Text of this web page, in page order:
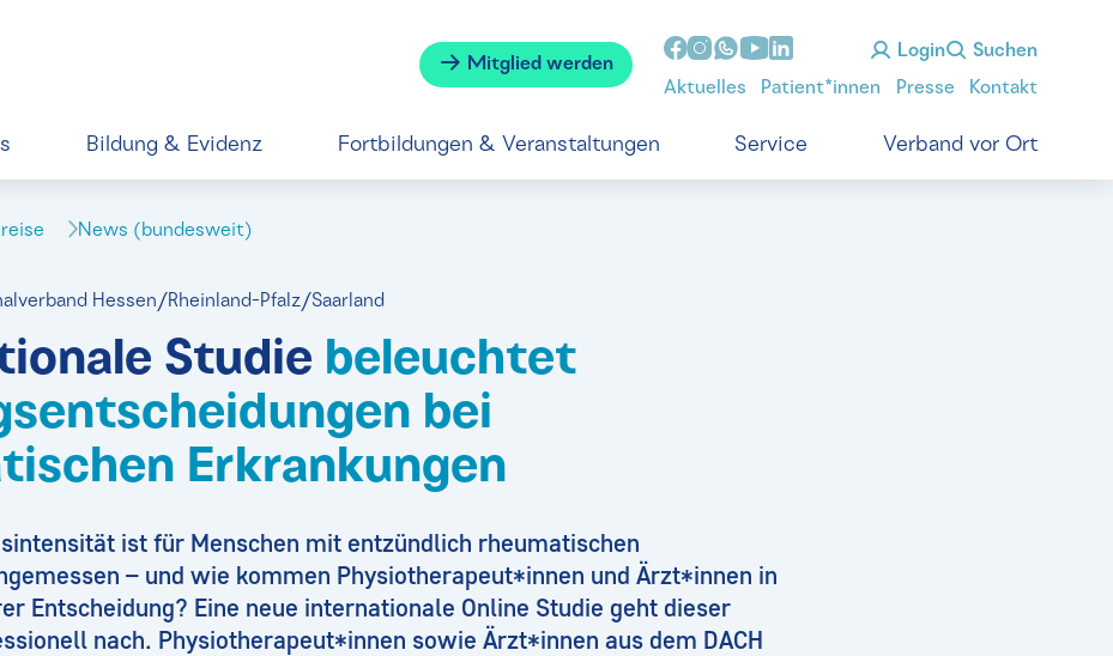
Mitglied werden
Login Suchen
Aktuelles Patient*innen Presse Kontakt
Bildung & Evidenz Fortbildungen & Veranstaltungen Service Verband vor Ort
News (bundesweit)
Hessen/Rheinland-Pfalz/Saarland
Studie beleuchtet
bei
Erkrankungen
ist für Menschen mit entzündlich rheumatischen
– und wie kommen Physiotherapeut*innen und Ärzt*innen in
Entscheidung? Eine neue internationale Online Studie geht dieser
nach. Physiotherapeut*innen sowie Ärzt*innen aus dem DACH